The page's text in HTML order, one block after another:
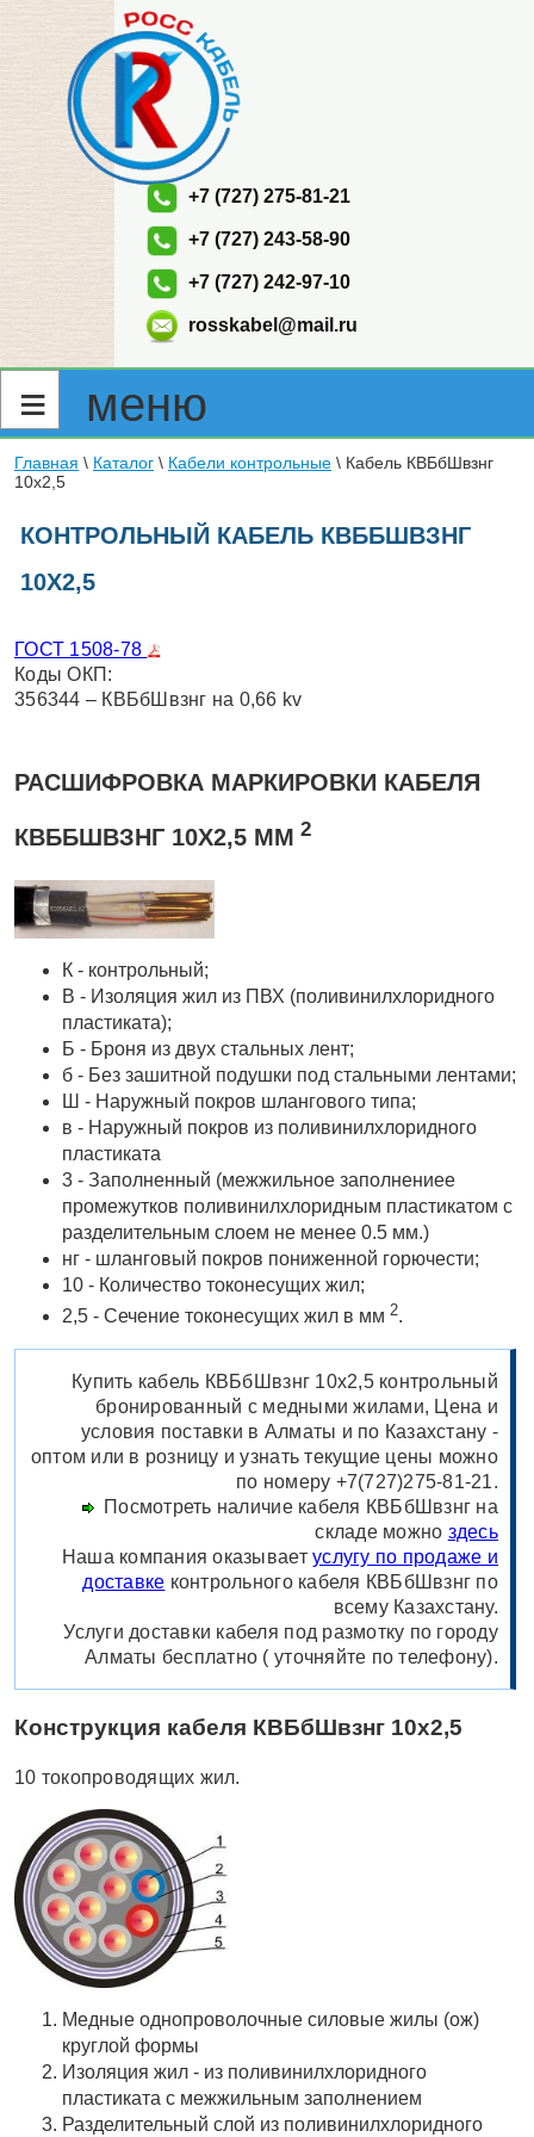
+7 (727) 275-81-21
+7 (727) 243-58-90
+7 (727) 242-97-10
rosskabel@mail.ru
≡ меню
Главная \ Каталог \ Кабели контрольные \ Кабель КВБбШвзнг
10х2,5
КОНТРОЛЬНЫЙ КАБЕЛЬ КВББШВЗНГ
10Х2,5
ГОСТ 1508-78
Коды ОКП:
356344 – КВБбШвзнг на 0,66 kv
РАСШИФРОВКА МАРКИРОВКИ КАБЕЛЯ
КВББШВЗНГ 10Х2,5 ММ 2
К - контрольный;
В - Изоляция жил из ПВХ (поливинилхлоридного
пластиката);
Б - Броня из двух стальных лент;
б - Без зашитной подушки под стальными лентами;
Ш - Наружный покров шлангового типа;
в - Наружный покров из поливинилхлоридного
пластиката
3 - Заполненный (межжильное заполнениее
промежутков поливинилхлоридным пластикатом с
разделительным слоем не менее 0.5 мм.)
нг - шланговый покров пониженной горючести;
10 - Количество токонесущих жил;
2,5 - Сечение токонесущих жил в мм 2.
Купить кабель КВБбШвзнг 10х2,5 контрольный
бронированный с медными жилами, Цена и
условия поставки в Алматы и по Казахстану -
оптом или в розницу и узнать текущие цены можно
по номеру +7(727)275-81-21.
Посмотреть наличие кабеля КВБбШвзнг на
складе можно здесь
Наша компания оказываетуслугу по продаже и
доставке контрольного кабеля КВБбШвзнг по
всему Казахстану.
Услуги доставки кабеля под размотку по городу
Алматы бесплатно ( уточняйте по телефону).
Конструкция кабеля КВБбШвзнг 10х2,5
10 токопроводящих жил.
Медные однопроволочные силовые жилы (ож)
круглой формы
Изоляция жил - из поливинилхлоридного
пластиката с межжильным заполнением
Разделительный слой из поливинилхлоридного